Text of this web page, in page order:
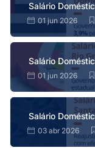
Salário
01 jun 2026
Salário
01 jun 2026
Salário
03 abr 2026